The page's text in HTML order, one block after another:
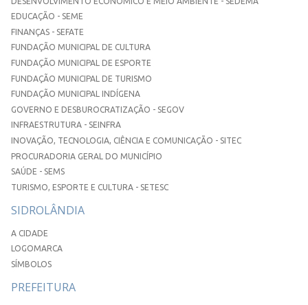
EDUCAÇÃO - SEME
FINANÇAS - SEFATE
FUNDAÇÃO MUNICIPAL DE CULTURA
FUNDAÇÃO MUNICIPAL DE ESPORTE
FUNDAÇÃO MUNICIPAL DE TURISMO
FUNDAÇÃO MUNICIPAL INDÍGENA
GOVERNO E DESBUROCRATIZAÇÃO - SEGOV
INFRAESTRUTURA - SEINFRA
INOVAÇÃO, TECNOLOGIA, CIÊNCIA E COMUNICAÇÃO - SITEC
PROCURADORIA GERAL DO MUNICÍPIO
SAÚDE - SEMS
TURISMO, ESPORTE E CULTURA - SETESC
SIDROLÂNDIA
A CIDADE
LOGOMARCA
SÍMBOLOS
PREFEITURA